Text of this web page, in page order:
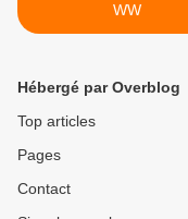
WW
Hébergé par Overblog
Top articles
Pages
Contact